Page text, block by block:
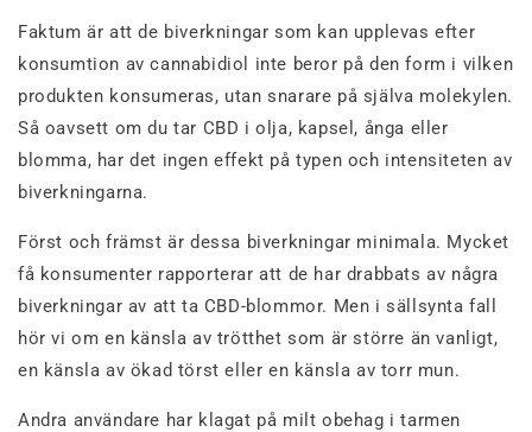
Faktum är att de biverkningar som kan upplevas efter
konsumtion av cannabidiol inte beror på den form i vilken
produkten konsumeras, utan snarare på själva molekylen.
Så oavsett om du tar CBD i olja, kapsel, ånga eller
blomma, har det ingen effekt på typen och intensiteten av
biverkningarna.
Först och främst är dessa biverkningar minimala. Mycket
få konsumenter rapporterar att de har drabbats av några
biverkningar av att ta CBD-blommor. Men i sällsynta fall
hör vi om en känsla av trötthet som är större än vanligt,
en känsla av ökad törst eller en känsla av torr mun.
Andra användare har klagat på milt obehag i tarmen